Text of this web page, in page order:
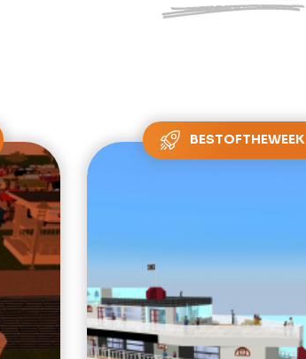
BESTOFTHEWEEK